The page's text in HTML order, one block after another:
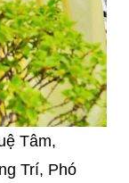
Tâm,
Trí, Phó